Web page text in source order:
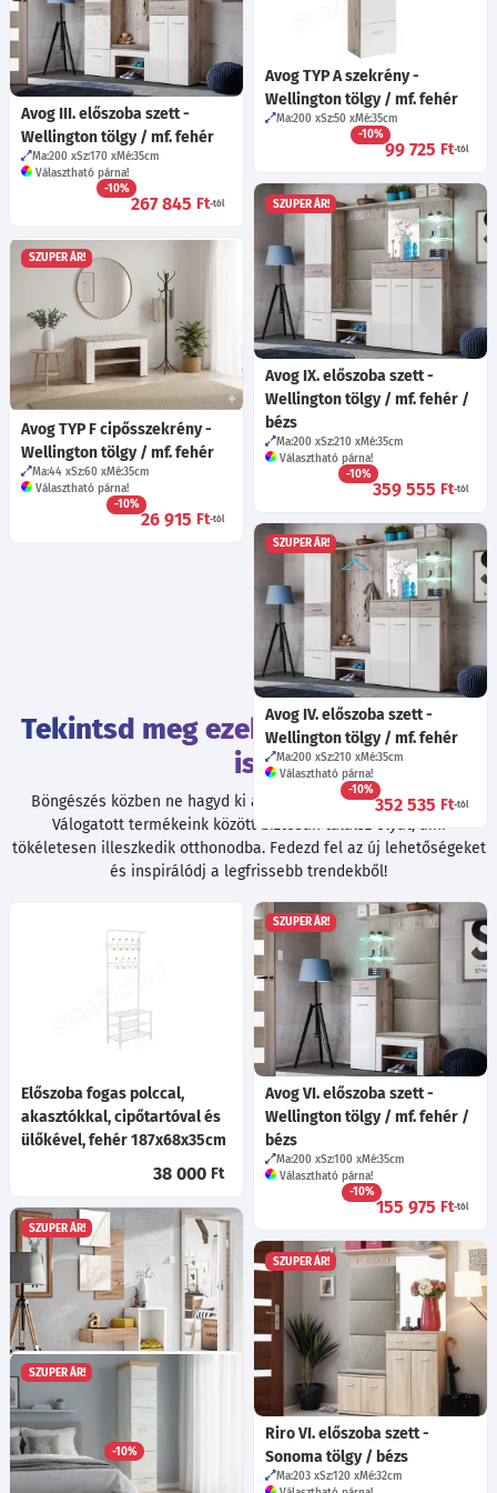
Avog TYP A szekrény -
Wellington tölgy / mf. fehér
Ma:200 Sz:50 Mé:35cm
-10%
99 725 Ft-tól
Avog III. előszoba szett -
Wellington tölgy / mf. fehér
Ma:200 Sz:170 Mé:35cm
Választható párna!
-10%
267 845 Ft-tól SZUPER ÁR!
Avog IX. előszoba szett -
Wellington tölgy / mf. fehér /
bézs
Ma:200 Sz:210 Mé:35cm
Választható párna!
-10%
359 555 Ft-tól
SZUPER ÁR!
Avog TYP F cipősszekrény -
Wellington tölgy / mf. fehér
Ma:44 Sz:60 Mé:35cm
Választható párna!
-10%
26 915 Ft-tól
SZUPER ÁR!
Avog IV. előszoba szett -
Wellington tölgy / mf. fehér
Ma:200 Sz:210 Mé:35cm
Választható párna!
-10%
352 535 Ft-tól
Tekintsd meg ezeket a termékeket
is!
Böngészés közben ne hagyd ki a további kiváló ajánlatainkat!
Válogatott termékeink között biztosan találsz olyat, ami
tökéletesen illeszkedik otthonodba. Fedezd fel az új lehetőségeket
és inspirálódj a legfrissebb trendekből!
Előszoba fogas polccal,
akasztókkal, cipőtartóval és
ülőkével, fehér 187x68x35cm
38 000 Ft
SZUPER ÁR!
Avog VI. előszoba szett -
Wellington tölgy / mf. fehér /
bézs
Ma:200 Sz:100 Mé:35cm
Választható párna!
-10%
155 975 Ft-tól
SZUPER ÁR!
Izzi I. előszoba szett
Ma:170 Sz:100
Választható színek!
-10%
83 885
SZUPER ÁR!
Riro VI. előszoba szett -
Sonoma tölgy / bézs
Ma:203 Sz:120 Mé:32cm
SZUPER ÁR!